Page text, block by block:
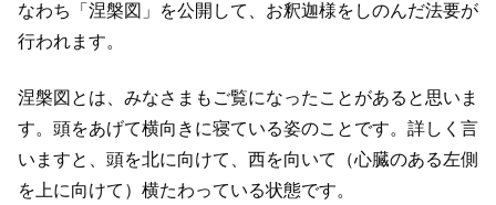
なわち「涅槃図」を公開して、お釈迦様をしのんだ法要が
行われます。
涅槃図とは、みなさまもご覧になったことがあると思いま
す。頭をあげて横向きに寝ている姿のことです。詳しく言
いますと、頭を北に向けて、西を向いて（心臓のある左側
を上に向けて）横たわっている状態です。